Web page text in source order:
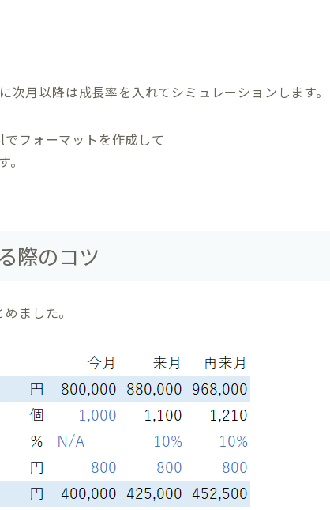
次月以降は成長率を入れてシミュレーションします。
フォーマットを作成して
際のコツ
ました。